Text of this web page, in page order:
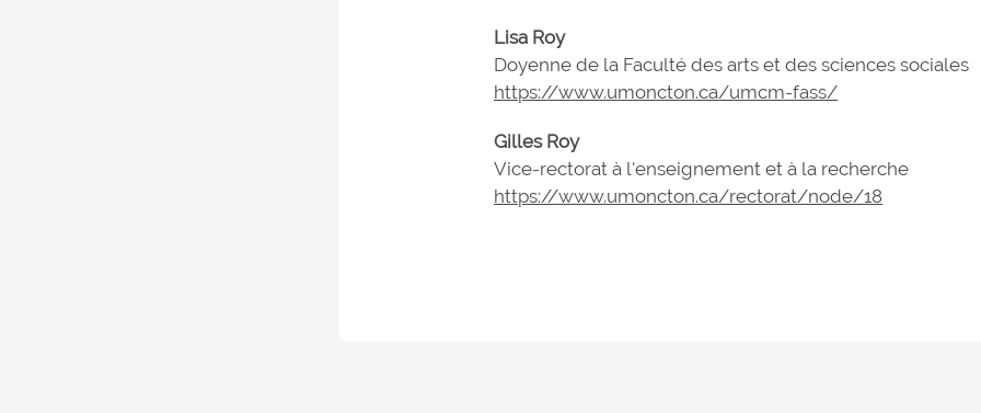
Lisa Roy
Doyenne de la Faculté des arts et des sciences sociales
https://www.umoncton.ca/umcm-fass/
Gilles Roy
Vice-rectorat à l'enseignement et à la recherche
https://www.umoncton.ca/rectorat/node/18